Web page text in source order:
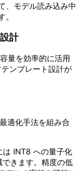
、モデル読み込み中
計
量を効率的に活用
ンプレート設計が
適化手法を組み合
INT8 への量子化
きます。精度の低